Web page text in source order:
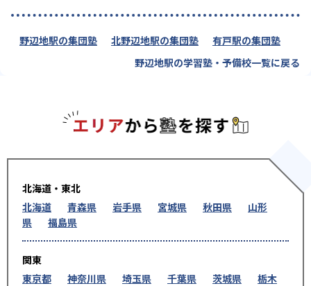
野辺地駅の集団塾 北野辺地駅の集団塾
有戸駅の集団塾
野辺地駅の学習塾・予備校一覧に戻る
北海道・東北
北海道
青森県 岩手県 宮城県 秋田県
山形
県
福島県
関東
東京都
神奈川県 埼玉県 千葉県 茨城県
栃木